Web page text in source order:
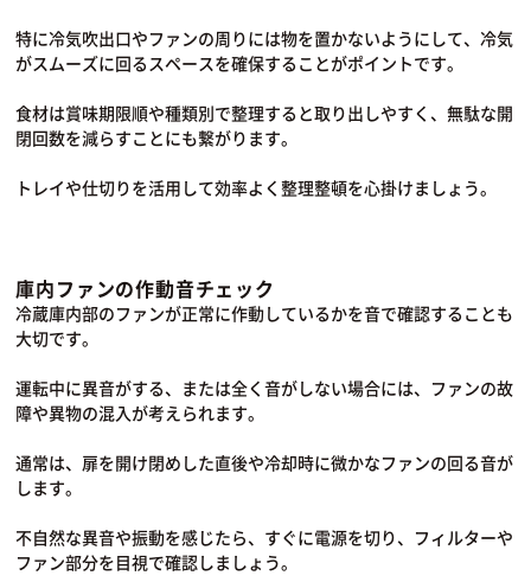
特に冷気吹出口やファンの周りには物を置かないようにして、冷気
がスムーズに回るスペースを確保することがポイントです。
食材は賞味期限順や種類別で整理すると取り出しやすく、無駄な開
閉回数を減らすことにも繋がります。
トレイや仕切りを活用して効率よく整理整頓を心掛けましょう。
庫内ファンの作動音チェック
冷蔵庫内部のファンが正常に作動しているかを音で確認することも
大切です。
運転中に異音がする、または全く音がしない場合には、ファンの故
障や異物の混入が考えられます。
通常は、扉を開け閉めした直後や冷却時に微かなファンの回る音が
します。
不自然な異音や振動を感じたら、すぐに電源を切り、フィルターや
ファン部分を目視で確認しましょう。